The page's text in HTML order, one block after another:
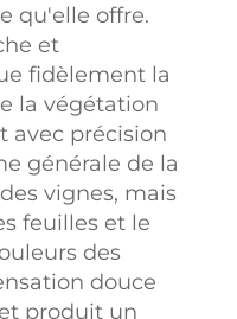
le degré
simulation, la
texture et
aspects
produit sans
aucun coût.
qu'elle offre.
et
fidèlement la
la végétation
avec précision
générale de la
vignes, mais
feuilles et le
des
douce
produit un